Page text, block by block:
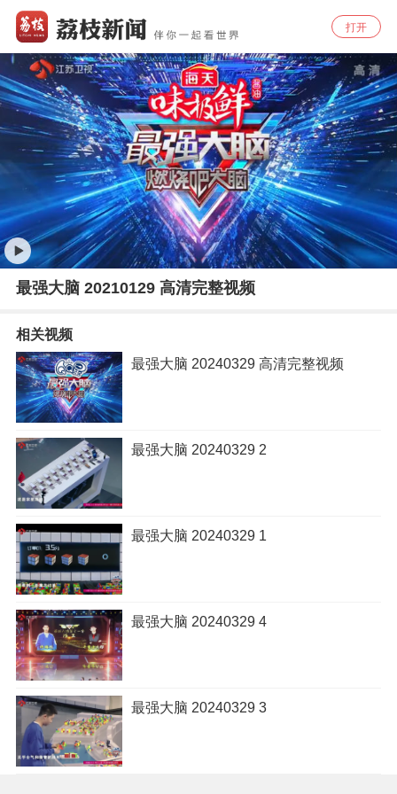
打开
最强大脑 20210129 高清完整视频
相关视频
最强大脑 20240329 高清完整视频
最强大脑 20240329 2
最强大脑 20240329 1
最强大脑 20240329 4
最强大脑 20240329 3